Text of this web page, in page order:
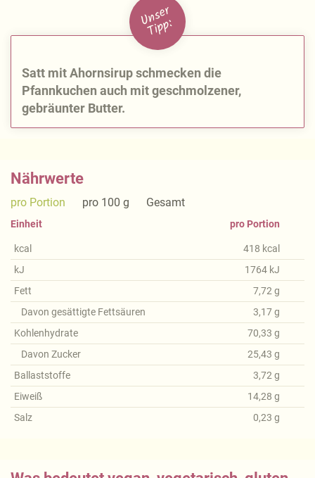
U
n
s
e
r
Ti
p
p:
Satt mit Ahornsirup schmecken die
Pfannkuchen auch mit geschmolzener,
gebräunter Butter.
Nährwerte
pro Portion pro 100 g Gesamt
Einheit
kcal
kJ
Fett
Davon gesättigte Fettsäuren
Kohlenhydrate
Davon Zucker
Ballaststoffe
Eiweiß
Salz
pro Portion
418 kcal
1764 kJ
7,72 g
3,17g
70,33 g
25,43 g
3,72 g
14,28 g
0,23 g